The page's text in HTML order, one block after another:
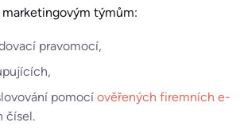
marketingovým týmům:
pravomocí,
pomocí ověřených firemních e-
čísel.